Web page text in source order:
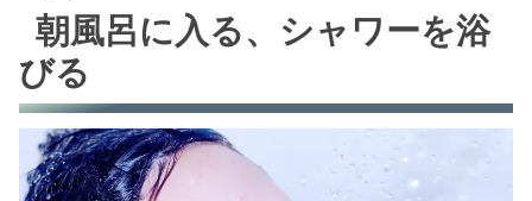
朝風呂に入る、シャワーを浴
びる